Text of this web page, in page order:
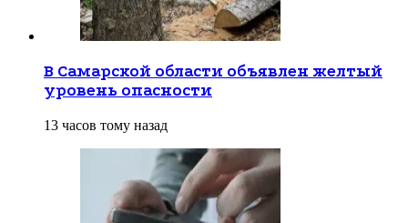
В Самарской области объявлен желтый
уровень опасности
13 часов тому назад